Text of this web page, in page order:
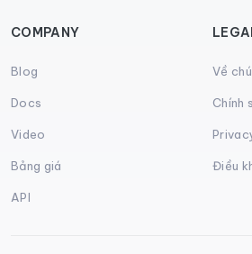
COMPANY
Blog
Docs
Video
Bảng giá
API
Về
Chính
Điều